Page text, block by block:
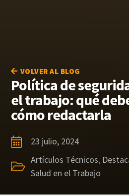
VOLVER AL BLOG
Política de
el trabajo: qué
cómo redactarla
23 julio, 2024
Artículos Técnicos,
Salud en el Trabajo